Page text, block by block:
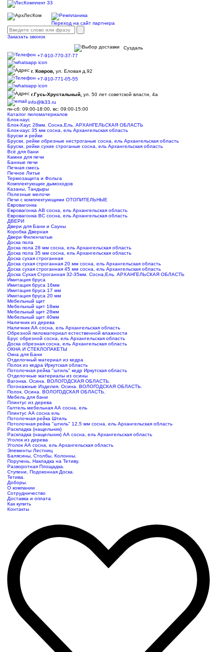
Переход на сайт партнера
Заказать звонок
Суздаль
+7-910-770-37-77
г. Ковров, ул. Еловая д.92
+7-910-771-05-55
г.Гусь-Хрустальный, ул. 50 лет советской власти, 4а
info@lk33.ru
пн-сб: 09:00-18:00, вс: 09:00-15:00
Каталог пиломатериалов
Блок-хаус
Блок-Хаус 28мм. Сосна,Ель. АРХАНГЕЛЬСКАЯ ОБЛАСТЬ
Блок-хаус 35 мм сосна, ель Архангельская область
Бруски и рейки
Бруски, рейки обрезные нестроганые сосна, ель Архангельская область
Бруски, рейки сухие строганые сосна, ель Архангельская область
Всё для бани
Камни для печи
Банные печи
Печная смесь
Печное Литье
Термозащита и Фольга
Комплектующие дымоходов
Казаны, Тандыры
Полезные мелочи
Печи с комплектующими ОТОПИТЕЛЬНЫЕ
Евровагонка
Евровагонка АВ сосна, ель Архангельская область
Евровагонка ВС сосна, ель Архангельская область
ДВЕРИ
Двери для Бани и Сауны
Коробка Дверная
Двери Филенчатые
Доска пола
Доска пола 28 мм сосна, ель Архангельская область
Доска пола 35 мм сосна, ель Архангельская область
Доска сухая строганная
Доска сухая строганная 20 мм сосна, ель Архангельская область
Доска сухая строганная 45 мм сосна, ель Архангельская область
Доска Сухая Строганная 32-35мм. Сосна,Ель. АРХАНГЕЛЬСКАЯ ОБЛАСТЬ
Имитация бруса
Имитация бруса 16мм
Имитация бруса 17 мм
Имитация бруса 20 мм
Мебельный щит
Мебельный щит 18мм
Мебельный щит 28мм
Мебельный щит 40мм
Наличник из дерева
Наличник АА сосна, ель Архангельская область
Обрезной пиломатериал естественной влажности
Брус обрезной сосна, ель Архангельская область
Доска обрезная сосна, ель Архангельская область
ОКНА И СТЕКЛОПАКЕТЫ
Окна для Бани
Отделочный материал из кедра
Полок из кедра Иркутская область
Потолочная рейка "штиль" кедр Иркутская область
Отделочные материалы из осины
Вагонка. Осина. ВОЛОГОДСКАЯ ОБЛАСТЬ.
Погонажные Изделия. Осина. ВОЛОГОДСКАЯ ОБЛАСТЬ.
Полок. Осина. ВОЛОГОДСКАЯ ОБЛАСТЬ.
Мебель для бани
Плинтус из дерева
Галтель мебельная АА сосна, ель
Плинтус АА сосна ель
Потолочная рейка Штиль
Потолочная рейка "штиль" 12,5 мм сосна, ель Архангельская область
Раскладка (нащельник)
Раскладка (нащельник) АА сосна, ель Архангельская область
Уголок из дерева
Уголок АА сосна, ель Архангельская область
Элементы Лестниц
Балясины, Столбы, Колонны.
Поручень, Накладка на Тетиву.
Разворотная Площадка.
Ступени, Подоконная Доска.
Тетива.
Доборы.
О компании
Сотрудничество
Доставка и оплата
Как купить
Контакты